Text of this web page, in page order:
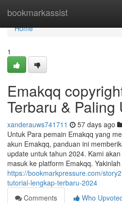
bookmarkassist
Home
Home
1
Emakqq
Terbaru & Paling
xanderauws741711 57 days ago
Untuk Para pemain Emakqq yang
akun Emakqq, panduan ini
update untuk tahun 2024. Kami
masuk ke platform Emakqq.
https://bookmarkpressure.com/
tutorial-lengkap-terbaru-2024
Comments
Who